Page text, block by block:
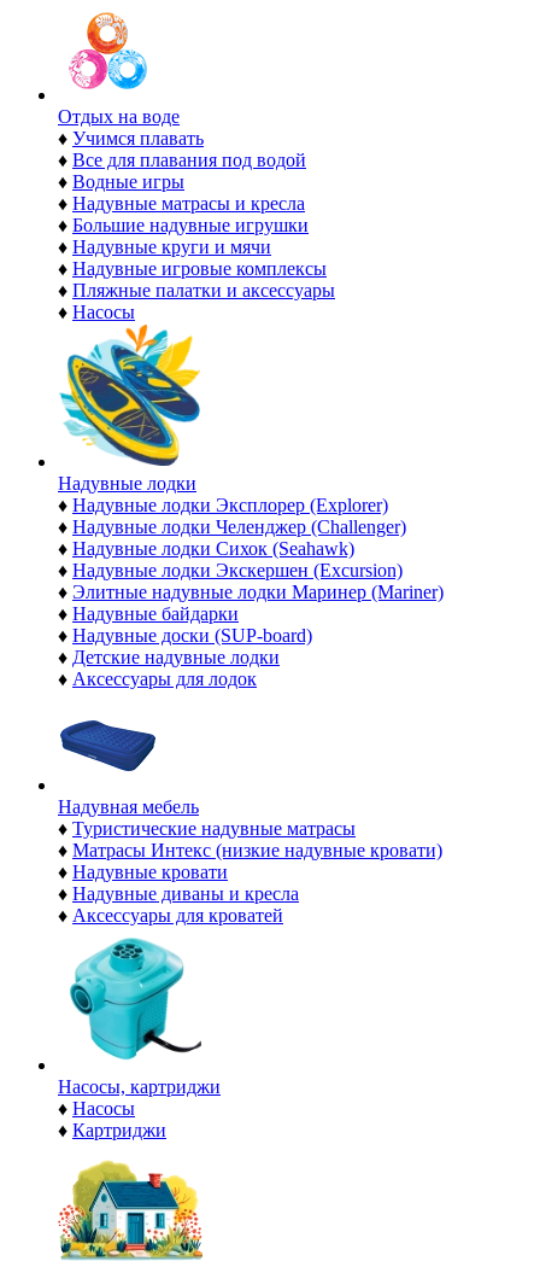
Отдых на воде
♦ Учимся плавать
♦ Все для плавания под водой
♦ Водные игры
♦ Надувные матрасы и кресла
♦ Большие надувные игрушки
♦ Надувные круги и мячи
♦ Надувные игровые комплексы
♦ Пляжные палатки и аксессуары
♦ Насосы
Надувные лодки
♦ Надувные лодки Эксплорер (Explorer)
♦ Надувные лодки Челенджер (Challenger)
♦ Надувные лодки Сихок (Seahawk)
♦ Надувные лодки Экскершен (Excursion)
♦ Элитные надувные лодки Маринер (Mariner)
♦ Надувные байдарки
♦ Надувные доски (SUP-board)
♦ Детские надувные лодки
♦ Аксессуары для лодок
Надувная мебель
♦ Туристические надувные матрасы
♦ Матрасы Интекс (низкие надувные кровати)
♦ Надувные кровати
♦ Надувные диваны и кресла
♦ Аксессуары для кроватей
Насосы, картриджи
♦ Насосы
♦ Картриджи